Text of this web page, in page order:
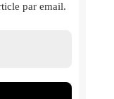
par email.